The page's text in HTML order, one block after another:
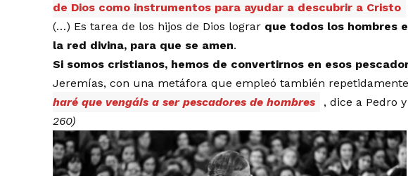
de Dios como instrumentos para ayudar a descubrir a Cristo
(…) Es tarea de los hijos de Dios lograr que todos los hombres
la red divina, para que se amen.
Si somos cristianos, hemos de convertirnos en esos
Jeremías, con una metáfora que empleó también
haré que vengáis a ser pescadores de hombres
, dice a Pedro
260)